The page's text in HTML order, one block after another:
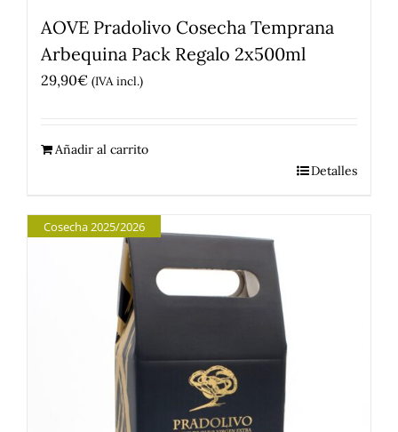
AOVE Pradolivo Cosecha Temprana
Arbequina Pack Regalo 2x500ml
29,90€ (IVA incl.)
Añadir al carrito
Detalles
Cosecha 2025/2026